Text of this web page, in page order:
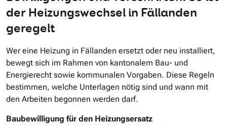
der Heizungswechsel in Fällanden
geregelt
Wer eine Heizung in Fällanden ersetzt oder neu installiert,
bewegt sich im Rahmen von kantonalem Bau- und
Energierecht sowie kommunalen Vorgaben. Diese Regeln
bestimmen, welche Unterlagen nötig sind und wann mit
den Arbeiten begonnen werden darf.
Baubewilligung für den Heizungsersatz